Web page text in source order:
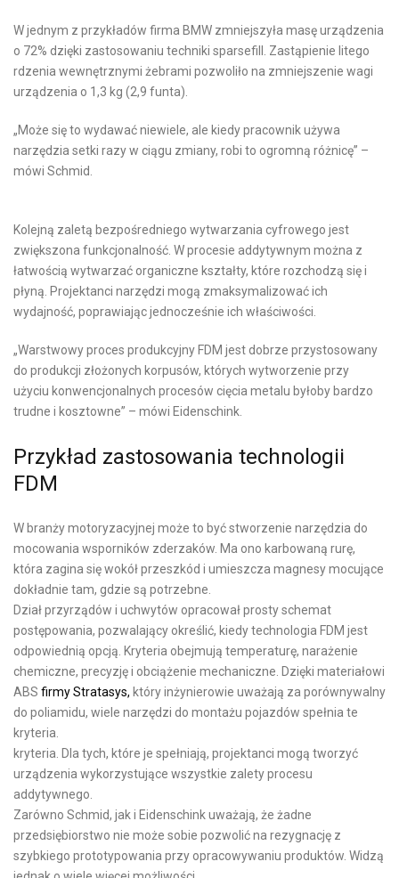
W jednym z przykładów firma BMW zmniejszyła masę urządzenia
o 72% dzięki zastosowaniu techniki sparsefill. Zastąpienie litego
rdzenia wewnętrznymi żebrami pozwoliło na zmniejszenie wagi
urządzenia o 1,3 kg (2,9 funta).
„Może się to wydawać niewiele, ale kiedy pracownik używa
narzędzia setki razy w ciągu zmiany, robi to ogromną różnicę” –
mówi Schmid.
Kolejną zaletą bezpośredniego wytwarzania cyfrowego jest
zwiększona funkcjonalność. W procesie addytywnym można z
łatwością wytwarzać organiczne kształty, które rozchodzą się i
płyną. Projektanci narzędzi mogą zmaksymalizować ich
wydajność, poprawiając jednocześnie ich właściwości.
„Warstwowy proces produkcyjny FDM jest dobrze przystosowany
do produkcji złożonych korpusów, których wytworzenie przy
użyciu konwencjonalnych procesów cięcia metalu byłoby bardzo
trudne i kosztowne” – mówi Eidenschink.
Przykład zastosowania technologii
FDM
W branży motoryzacyjnej może to być stworzenie narzędzia do
mocowania wsporników zderzaków. Ma ono karbowaną rurę,
która zagina się wokół przeszkód i umieszcza magnesy mocujące
dokładnie tam, gdzie są potrzebne.
Dział przyrządów i uchwytów opracował prosty schemat
postępowania, pozwalający określić, kiedy technologia FDM jest
odpowiednią opcją. Kryteria obejmują temperaturę, narażenie
chemiczne, precyzję i obciążenie mechaniczne. Dzięki materiałowi
ABS firmy Stratasys, który inżynierowie uważają za porównywalny
do poliamidu, wiele narzędzi do montażu pojazdów spełnia te
kryteria.
kryteria. Dla tych, które je spełniają, projektanci mogą tworzyć
urządzenia wykorzystujące wszystkie zalety procesu
addytywnego.
Zarówno Schmid, jak i Eidenschink uważają, że żadne
przedsiębiorstwo nie może sobie pozwolić na rezygnację z
szybkiego prototypowania przy opracowywaniu produktów. Widzą